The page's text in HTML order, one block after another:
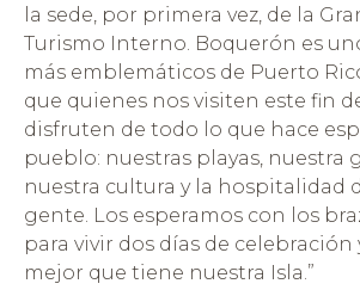
la sede, por primera vez, de la
Turismo Interno. Boquerón es
más emblemáticos de Puerto
que quienes nos visiten este fin
disfruten de todo lo que hace
pueblo: nuestras playas, nuestra
nuestra cultura y la hospitalidad
gente. Los esperamos con los
para vivir dos días de celebración
mejor que tiene nuestra Isla.”